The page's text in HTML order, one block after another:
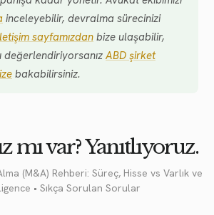
inceleyebilir, devralma sürecinizi
sayfamızdan bize ulaşabilir,
değerlendiriyorsanız ABD şirket
bakabilirsiniz.
mı var? Yanıtlıyoruz.
(M&A) Rehberi: Süreç, Hisse vs Varlık ve
• Sıkça Sorulan Sorular